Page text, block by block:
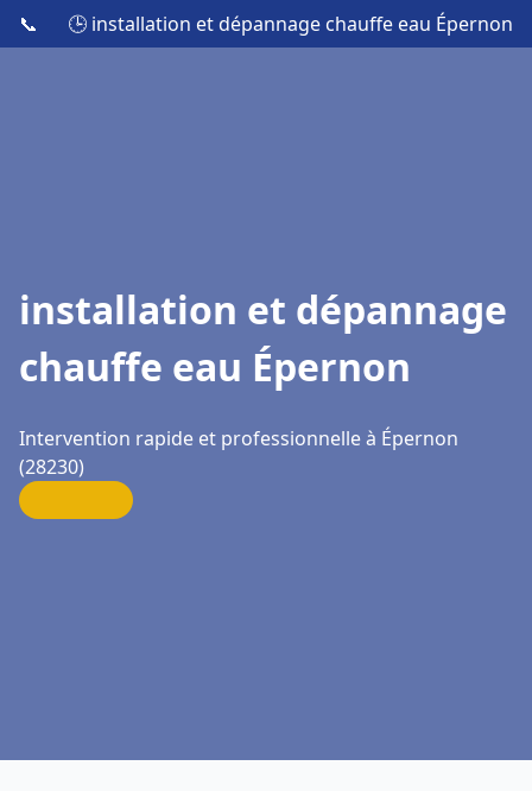
📞 🕒 installation et dépannage chauffe eau Épernon
installation et dépannage
chauffe eau Épernon
Intervention rapide et professionnelle à Épernon
(28230)